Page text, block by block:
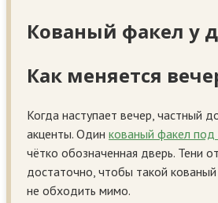
Кованый факел у
Как меняется
Когда наступает вечер, частный
акценты. Один кованый факел под
чётко обозначенная дверь. Тени
достаточно, чтобы такой
не обходить мимо.